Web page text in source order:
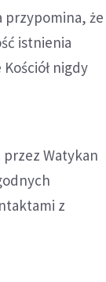
przypomina, że
istnienia
nigdy
Watykan
z